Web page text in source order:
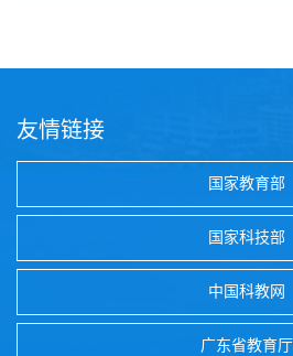
友情链接
国家教育部
国家科技部
中国科教网
广东省教育厅